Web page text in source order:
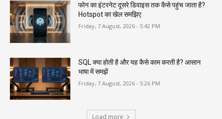
फोन का इंटरनेट दूसरे डिवाइस तक कैसे पहुंच जाता है?
Hotspot का खेल समझिए
Friday, 7 August, 2026 - 5:42 PM
SQL क्या होती है और यह कैसे काम करती है? आसान
भाषा में समझें
Friday, 7 August, 2026 - 5:26 PM
Load more